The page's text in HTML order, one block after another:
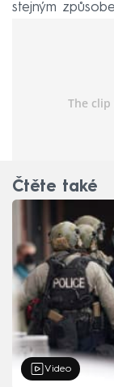
stejným
Čtěte také
Video